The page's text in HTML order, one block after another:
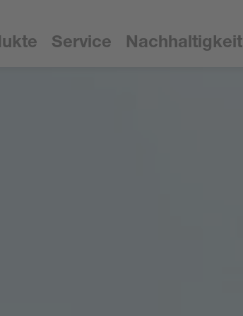
Service Nachhaltigkeit